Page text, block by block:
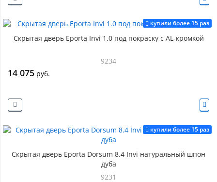
купили более 15 раз
Скрытая дверь Eporta Invi 1.0 под покраску с AL-кромкой
9234
14 075 руб.
купили более 15 раз
Скрытая дверь Eporta Dorsum 8.4 Invi натуральный шпон
дуба
9231